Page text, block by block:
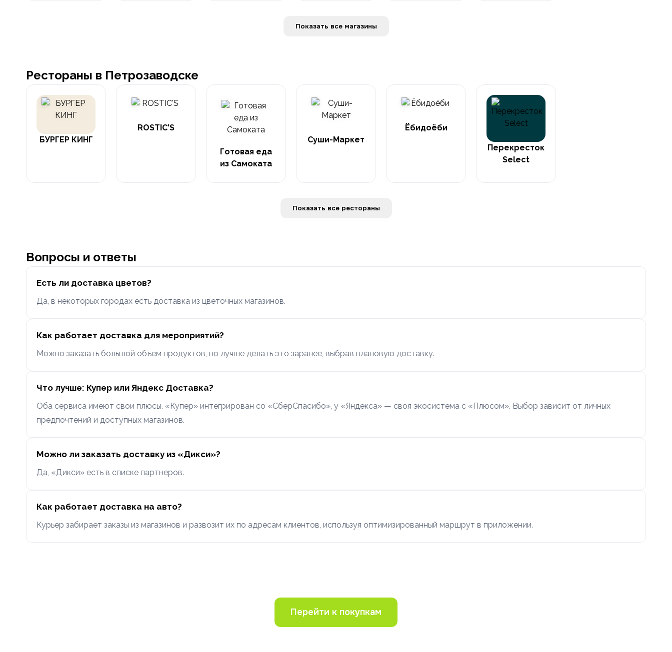
Показать все магазины
Рестораны в Петрозаводске
БУРГЕР КИНГ
ROSTIC'S
Готовая еда
из Самоката
Суши-Маркет
Ёбидоёби
Перекресток
Select
Показать все рестораны
Вопросы и ответы
Есть ли доставка цветов?
Да, в некоторых городах есть доставка из цветочных магазинов.
Как работает доставка для мероприятий?
Можно заказать большой объем продуктов, но лучше делать это заранее, выбрав плановую доставку.
Что лучше: Купер или Яндекс Доставка?
Оба сервиса имеют свои плюсы. «Купер» интегрирован со «СберСпасибо», у «Яндекса» — своя экосистема с «Плюсом». Выбор зависит от личных
предпочтений и доступных магазинов.
Можно ли заказать доставку из «Дикси»?
Да, «Дикси» есть в списке партнеров.
Как работает доставка на авто?
Курьер забирает заказы из магазинов и развозит их по адресам клиентов, используя оптимизированный маршрут в приложении.
Перейти к покупкам